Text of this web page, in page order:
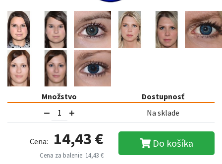
Množstvo
Dostupnosť
Na sklade
Cena: 14,43 €
Cena za balenie: 14,43 €
Do košíka